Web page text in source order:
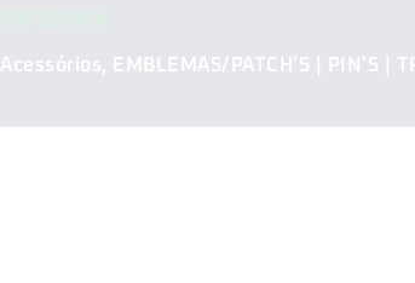
Acessórios, EMBLEMAS/PATCH’S | PIN'S |